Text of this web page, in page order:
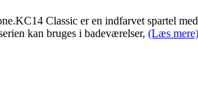
Classic er en indfarvet spartel
kan bruges i badeværelser, (Læs mere)